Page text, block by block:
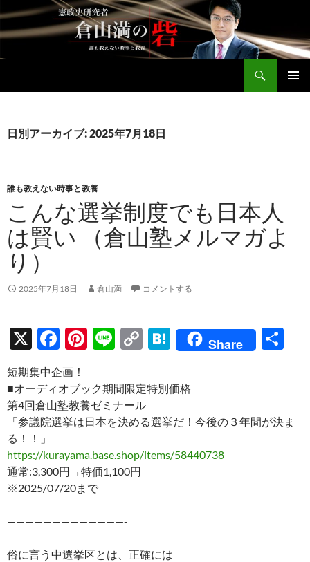
テ
ン
へ
ッ
日別アーカイブ: 2025年7月18日
誰も教えない時事と教養
こんな選挙制度でも日本人
は賢い （倉山塾メルマガよ
り）
2025年7月18日 倉山満 コメントする
X
F
ac
e
b
o
o
k
Pi
er
es
t
Li
e
C
p
y
Li
n
H
e
a
Share
短期集中企画！
■オーディオブック期間限定特別価格
第4回倉山塾教養ゼミナール
「参議院選挙は日本を決める選挙だ！今後の３年間が決ま
る！！」
https://kurayama.base.shop/items/58440738
通常:3,300円→特価1,100円
※2025/07/20まで
—————————————-
俗に言う中選挙区とは、正確には